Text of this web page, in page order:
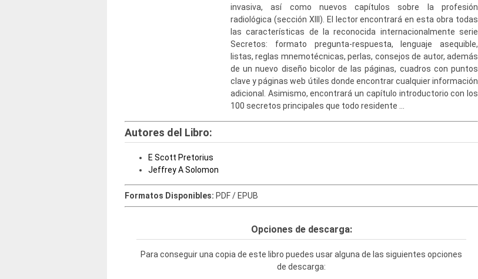
invasiva, así como nuevos capítulos sobre la profesión
radiológica (sección XIII). El lector encontrará en esta obra todas
las características de la reconocida internacionalmente serie
Secretos: formato pregunta-respuesta, lenguaje asequible,
listas, reglas mnemotécnicas, perlas, consejos de autor, además
de un nuevo diseño bicolor de las páginas, cuadros con puntos
clave y páginas web útiles donde encontrar cualquier información
adicional. Asimismo, encontrará un capítulo introductorio con los
100 secretos principales que todo residente …
Autores del Libro:
E Scott Pretorius
Jeffrey A Solomon
Formatos Disponibles: PDF / EPUB
Opciones de descarga:
Para conseguir una copia de este libro puedes usar alguna de las siguientes opciones
de descarga: